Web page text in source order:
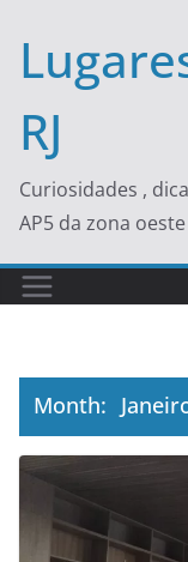
content
RJ
Curiosidades ,
AP5 da zona
Month: